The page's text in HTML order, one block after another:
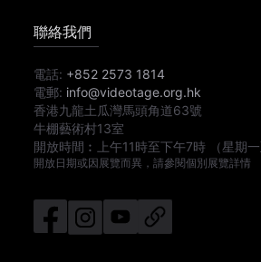
聯絡我們
電話: +852 2573 1814
電郵: info@videotage.org.hk
香港九龍土瓜灣馬頭角道63號
牛棚藝術村13室
開放時間︰
上午11時至下午7時 （星期
開放日期或因展覽而異，請參閱個別展覽詳情